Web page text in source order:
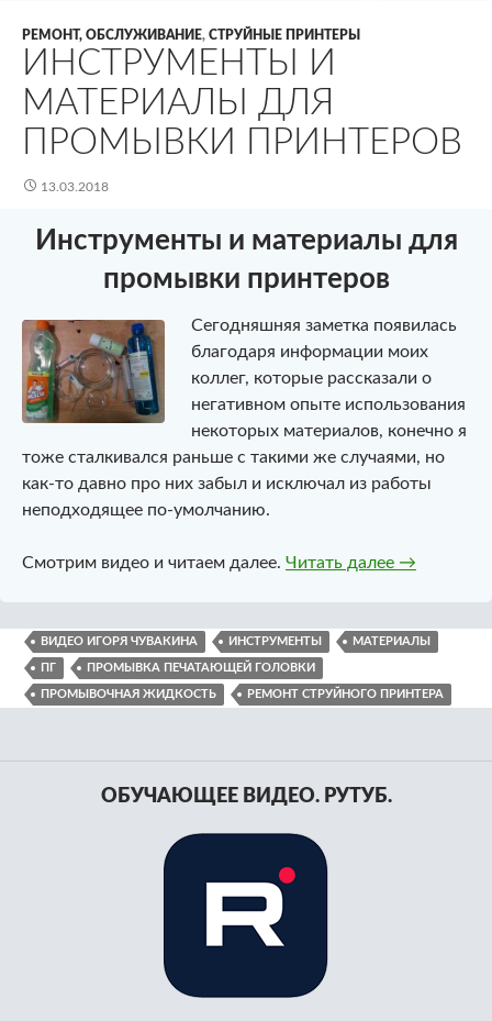
РЕМОНТ, ОБСЛУЖИВАНИЕ, СТРУЙНЫЕ ПРИНТЕРЫ
ИНСТРУМЕНТЫ И
МАТЕРИАЛЫ ДЛЯ
ПРОМЫВКИ ПРИНТЕРОВ
13.03.2018
Инструменты и материалы для
промывки принтеров
Сегодняшняя заметка появилась
благодаря информации моих
коллег, которые рассказали о
негативном опыте использования
некоторых материалов, конечно я
тоже сталкивался раньше с такими же случаями, но
как-то давно про них забыл и исключал из работы
неподходящее по-умолчанию.
Смотрим видео и читаем далее. Читать далее →
ВИДЕО ИГОРЯ ЧУВАКИНА ИНСТРУМЕНТЫ МАТЕРИАЛЫ
ПГ ПРОМЫВКА ПЕЧАТАЮЩЕЙ ГОЛОВКИ
ПРОМЫВОЧНАЯ ЖИДКОСТЬ РЕМОНТ СТРУЙНОГО ПРИНТЕРА
ОБУЧАЮЩЕЕ ВИДЕО. РУТУБ.